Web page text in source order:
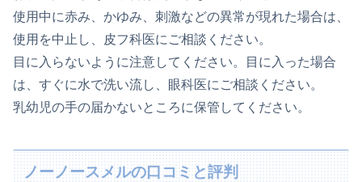
使用中に赤み、かゆみ、刺激などの異常が現れた場合は、
使用を中止し、皮フ科医にご相談ください。
目に入らないように注意してください。目に入った場合
は、すぐに水で洗い流し、眼科医にご相談ください。
乳幼児の手の届かないところに保管してください。
ノーノースメルの口コミと評判